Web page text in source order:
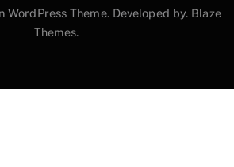
WordPress Theme. Developed by. Blaze
Themes.